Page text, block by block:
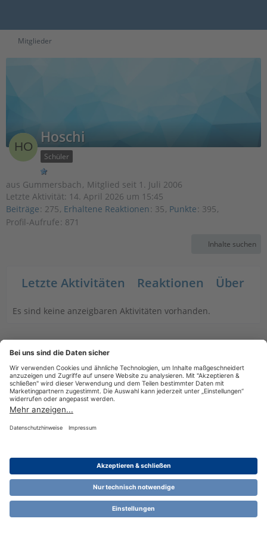
Mitglieder
Hoschi
Schüler
aus Gummersbach
Mitglied seit 1. Juli 2006
Letzte Aktivität: 14. April 2026 um 15:45
Beiträge 275 Erhaltene Reaktionen 35 Punkte 395
Profil-Aufrufe 871
Inhalte suchen
Letzte Aktivitäten Reaktionen Über
Es sind keine anzeigbaren Aktivitäten vorhanden.
Nutzungsbestimmungen Cookie-Einstellungen
Community-Software:WoltLab Suite™ 6.1.13